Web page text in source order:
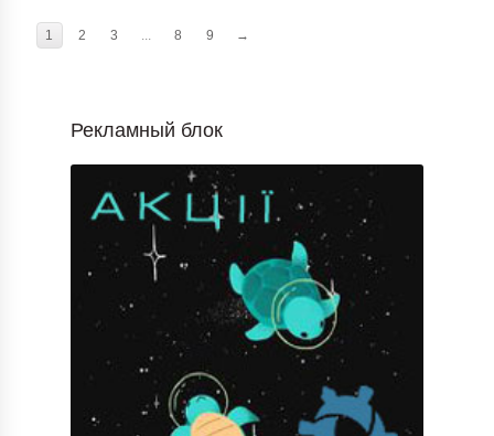
1 2 3 8 9 →
Рекламный блок